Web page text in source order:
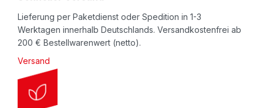
Lieferung per Paketdienst oder Spedition in 1-3
Werktagen innerhalb Deutschlands. Versandkostenfrei ab
200 € Bestellwarenwert (netto).
Versand